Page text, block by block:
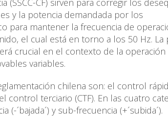
(SSCC-CF) sirven para corregir los
y la potencia demandada por los
para mantener la frecuencia de
el cual está en torno a los 50 Hz. La
crucial en el contexto de la
variables.
chilena son: el control
control terciario (CTF). En las cuatro
´bajada´) y sub-frecuencia (+´subida´).